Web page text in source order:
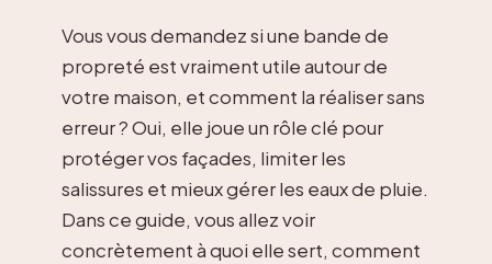
Vous vous demandez si une bande de
propreté est vraiment utile autour de
votre maison, et comment la réaliser sans
erreur ? Oui, elle joue un rôle clé pour
protéger vos façades, limiter les
salissures et mieux gérer les eaux de pluie.
Dans ce guide, vous allez voir
concrètement à quoi elle sert, comment